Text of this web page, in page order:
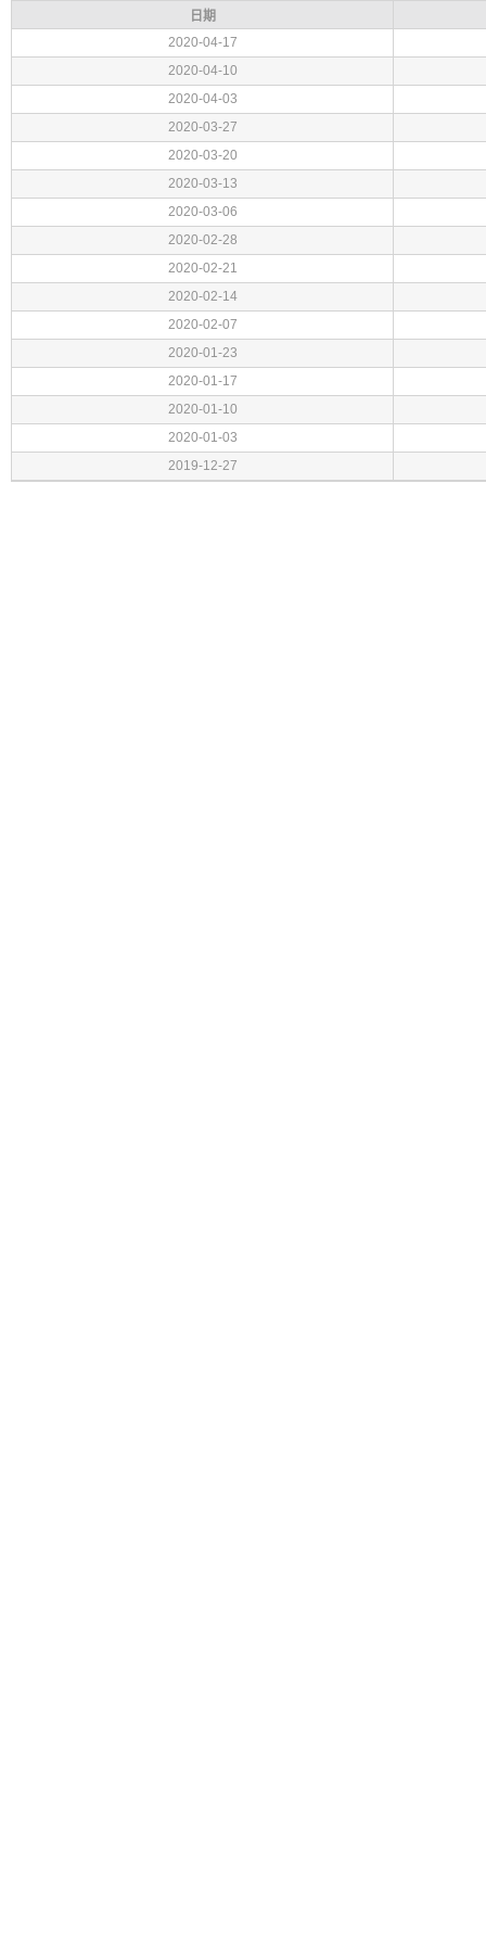
日期
2020-04-17
2020-04-10
2020-04-03
2020-03-27
2020-03-20
2020-03-13
2020-03-06
2020-02-28
2020-02-21
2020-02-14
2020-02-07
2020-01-23
2020-01-17
2020-01-10
2020-01-03
2019-12-27